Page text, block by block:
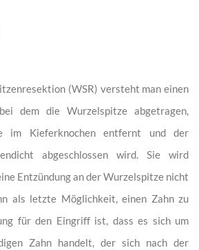
(WSR) versteht man einen
dem die Wurzelspitze abgetragen,
im Kieferknochen entfernt und der
abgeschlossen wird. Sie wird
Entzündung an der Wurzelspitze nicht
als letzte Möglichkeit, einen Zahn zu
für den Eingriff ist, dass es sich um
Zahn handelt, der sich nach der